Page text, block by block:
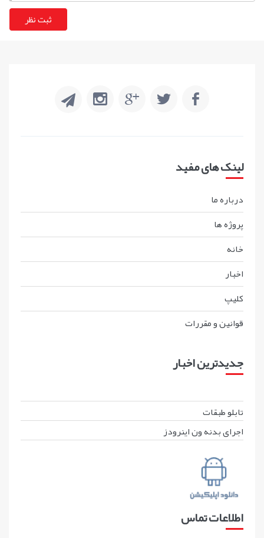
لینک های مفید
درباره ما
پروژه ها
خانه
اخبار
کليپ
قوانين و مقررات
جدیدترین اخبار
تابلو طبقات
اجرای بدنه ون اینرودز
اطلاعات تماس